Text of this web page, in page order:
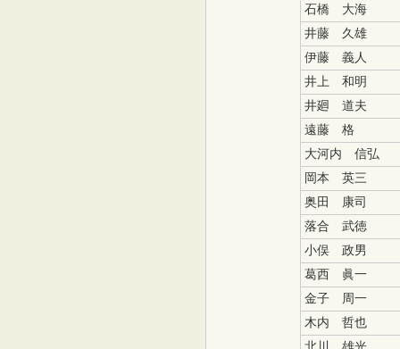
石橋 大海
井藤 久雄
伊藤 義人
井上 和明
井廻 道夫
遠藤 格
大河内 信弘
岡本 英三
奥田 康司
落合 武徳
小俣 政男
葛西 眞一
金子 周一
木内 哲也